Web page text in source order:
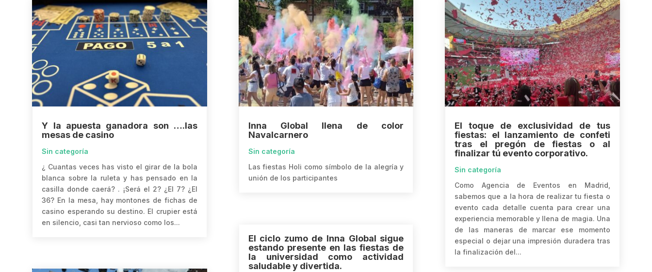
Y la apuesta ganadora son ….las
mesas de casino
Sin categoría
¿ Cuantas veces has visto el girar de la bola
blanca sobre la ruleta y has pensado en la
casilla donde caerá? . ¡Será el 2? ¿El 7? ¿El
36? En la mesa, hay montones de fichas de
casino esperando su destino. El crupier está
en silencio, casi tan nervioso como los...
Inna Global llena de color
Navalcarnero
Sin categoría
Las fiestas Holi como símbolo de la alegría y
unión de los participantes
El ciclo zumo de Inna Global sigue
estando presente en las fiestas de
la universidad como actividad
saludable y divertida.
El toque de exclusividad de tus
fiestas: el lanzamiento de confeti
tras el pregón de fiestas o al
finalizar tú evento corporativo.
Sin categoría
Como Agencia de Eventos en Madrid,
sabemos que a la hora de realizar tu fiesta o
evento cada detalle cuenta para crear una
experiencia memorable y llena de magia. Una
de las maneras de marcar ese momento
especial o dejar una impresión duradera tras
la finalización del...